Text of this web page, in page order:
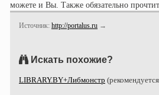
можете и Вы. Также обязательно
Источник: http://portalus.ru →
Искать похожие?
LIBRARY.BY+Либмонстр